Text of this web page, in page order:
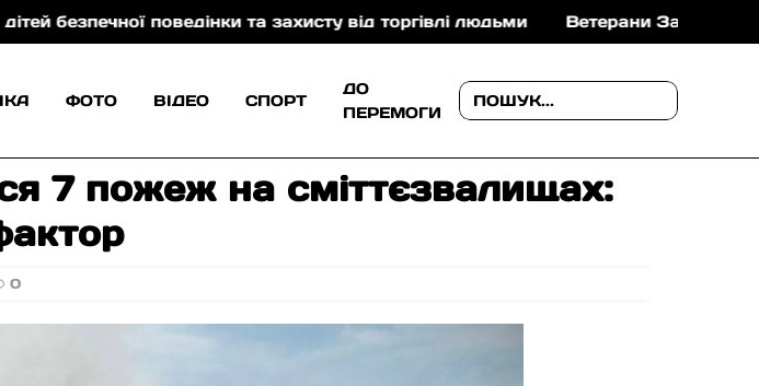
та захисту від торгівлі людьми Ветерани Закарпаття можуть
ФОТО ВІДЕО СПОРТ
ДО
ПЕРЕМОГИ
7 пожеж на сміттєзвалищах:
0